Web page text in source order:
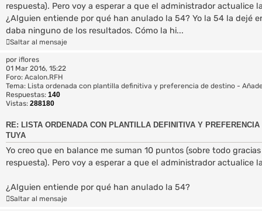
respuesta). Pero voy a esperar a que el administrador actualice
¿Alguien entiende por qué han anulado la 54? Yo la 54 la dejé
daba ninguno de los resultados. Cómo la hi...
Saltar al mensaje
por iflores
01 Mar 2016, 15:22
Foro: Acalon.RFH
Tema: Lista ordenada con plantilla definitiva y preferencia de destino -
Respuestas: 140
Vistas: 288180
RE: LISTA ORDENADA CON PLANTILLA DEFINITIVA Y
TUYA
Yo creo que en balance me suman 10 puntos (sobre todo
respuesta). Pero voy a esperar a que el administrador actualice
¿Alguien entiende por qué han anulado la 54?
Saltar al mensaje